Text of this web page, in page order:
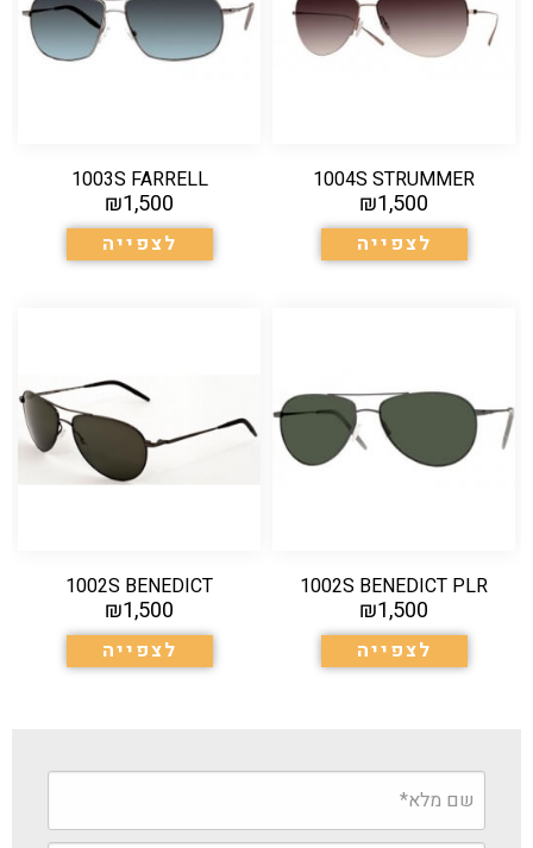
1004S STRUMMER
₪1,500
לצפייה
1003S FARRELL
₪1,500
לצפייה
1002S BENEDICT PLR
₪1,500
לצפייה
1002S BENEDICT
₪1,500
לצפייה